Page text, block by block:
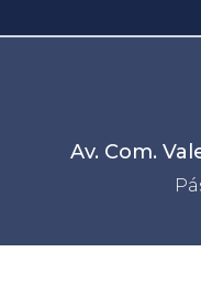
Av. Com.